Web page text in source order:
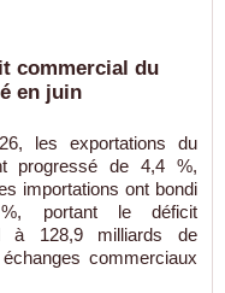
commercial du
en juin
les exportations du
progressé de 4,4 %,
importations ont bondi
portant le déficit
à 128,9 milliards de
commerciaux